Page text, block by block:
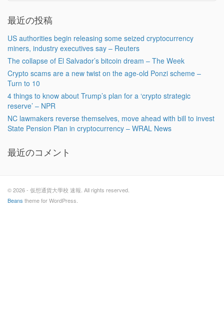
最近の投稿
US authorities begin releasing some seized cryptocurrency
miners, industry executives say – Reuters
The collapse of El Salvador’s bitcoin dream – The Week
Crypto scams are a new twist on the age-old Ponzi scheme –
Turn to 10
4 things to know about Trump’s plan for a ‘crypto strategic
reserve’ – NPR
NC lawmakers reverse themselves, move ahead with bill to invest
State Pension Plan in cryptocurrency – WRAL News
最近のコメント
© 2026 - 仮想通貨大學校 速報. All rights reserved.
Beans theme for WordPress.